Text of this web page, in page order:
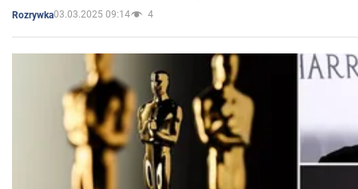
Rozrywka03.03.2025 09:14 4